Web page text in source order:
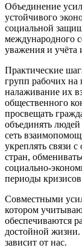
Объединение
устойчивого
социальной
международного
уважения и учёта
Практические
групп рабочих на
налаживание их
общественного
просвещать
объединять
сеть
укреплять связи
стран,
периоды
Совместными
котором
обеспечиваются
достойной
зависит от нас.